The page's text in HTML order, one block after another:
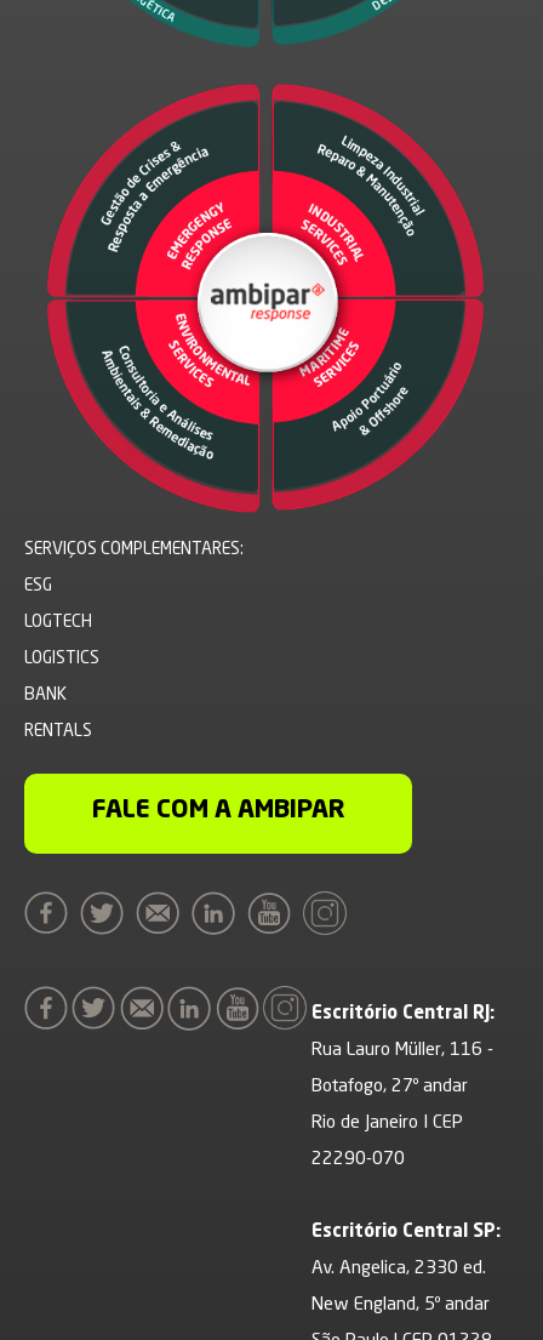
SERVIÇOS COMPLEMENTARES:
ESG
LOGTECH
LOGISTICS
BANK
RENTALS
FALE COM A AMBIPAR
Escritório Central RJ:
Rua Lauro Müller, 116 -
Botafogo, 27º andar
Rio de Janeiro I CEP
22290-070
Escritório Central SP:
Av. Angelica, 2330 ed.
New England, 5º andar